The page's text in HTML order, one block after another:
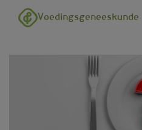
Overslaan en naar de inhoud
Voedingsgeneeskunde